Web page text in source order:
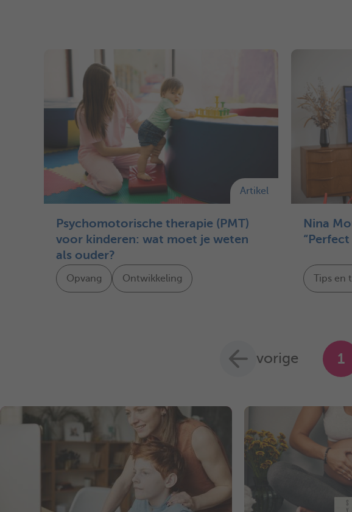
Artikel
Psychomotorische therapie (PMT)
voor kinderen: wat moet je weten
als ouder?
Opvang Ontwikkeling
Nina
Tips en
vorige 1